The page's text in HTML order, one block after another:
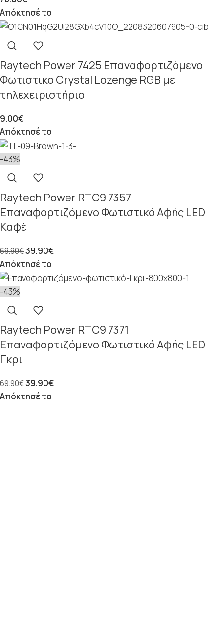
Απόκτησέ το
Raytech Power 7425 Επαναφορτιζόμενο
Φωτιστικο Crystal Lozenge RGB με
τηλεχειριστήριο
9.00€
Απόκτησέ το
-43%
Raytech Power RTC9 7357
Επαναφορτιζόμενο Φωτιστικό Αφής LED
Καφέ
69.90€39.90€
Απόκτησέ το
-43%
Raytech Power RTC9 7371
Επαναφορτιζόμενο Φωτιστικό Αφής LED
Γκρι
69.90€39.90€
Απόκτησέ το